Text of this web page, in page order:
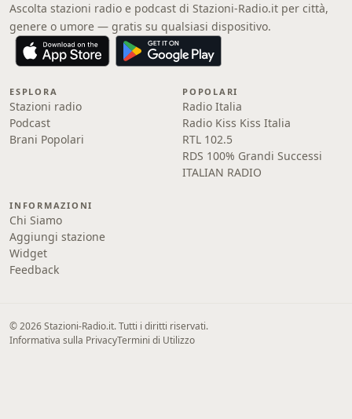
Ascolta stazioni radio e podcast di Stazioni-Radio.it per città,
genere o umore — gratis su qualsiasi dispositivo.
ESPLORA
Stazioni radio
Podcast
Brani Popolari
POPOLARI
Radio Italia
Radio Kiss Kiss Italia
RTL 102.5
RDS 100% Grandi Successi
ITALIAN RADIO
INFORMAZIONI
Chi Siamo
Aggiungi stazione
Widget
Feedback
© 2026 Stazioni-Radio.it. Tutti i diritti riservati.
Informativa sulla PrivacyTermini di Utilizzo